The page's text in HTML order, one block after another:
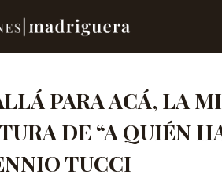
PARA ACÁ, LA
DE “A QUIÉN
TUCCI